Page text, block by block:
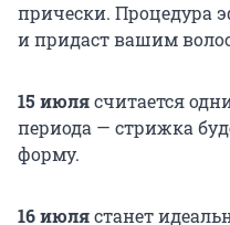
прически. Процедура
и придаст вашим
15 июлясчитается
периода — стрижка
форму.
16 июлястанет